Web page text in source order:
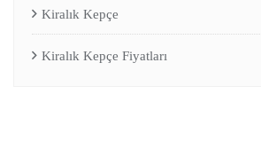
Kiralık Kepçe
Kiralık Kepçe Fiyatları